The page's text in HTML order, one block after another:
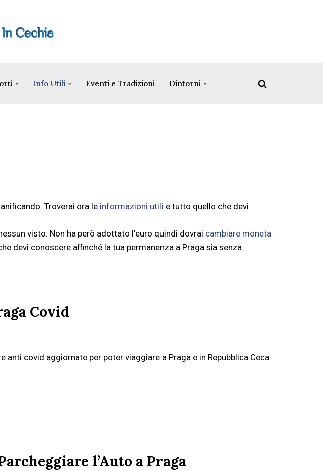
Info Utili Eventi e Tradizioni Dintorni
Troverai ora le informazioni utili e tutto quello che devi
visto. Non ha però adottato l’euro quindi dovrai cambiare moneta
devi conoscere affinché la tua permanenza a Praga sia senza
Covid
anti covid aggiornate per poter viaggiare a Praga e in Repubblica Ceca
l’Auto a Praga